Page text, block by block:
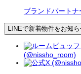
ブランドパート
LINEで新着物件をお知
(@nissho_room)